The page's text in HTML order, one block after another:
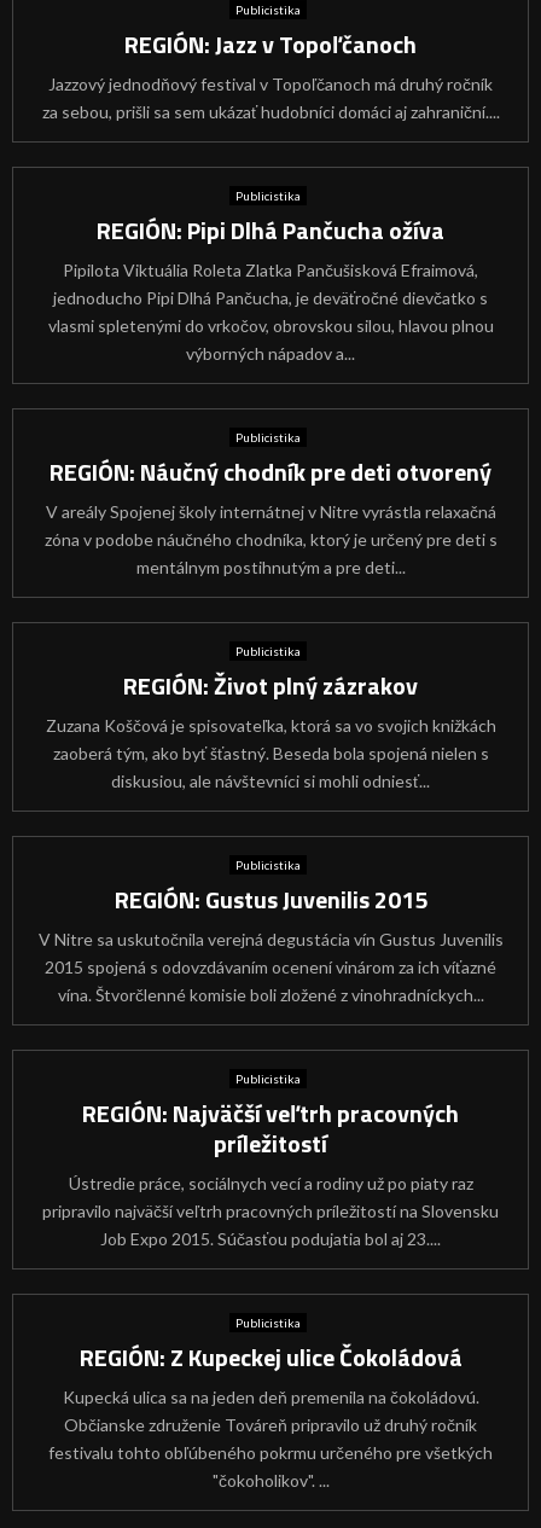
Publicistika
REGIÓN: Jazz v Topoľčanoch
Jazzový jednodňový festival v Topoľčanoch má druhý ročník
za sebou, prišli sa sem ukázať hudobníci domáci aj zahraniční....
Publicistika
REGIÓN: Pipi Dlhá Pančucha ožíva
Pipilota Viktuália Roleta Zlatka Pančušisková Efraimová,
jednoducho Pipi Dlhá Pančucha, je deväťročné dievčatko s
vlasmi spletenými do vrkočov, obrovskou silou, hlavou plnou
výborných nápadov a...
Publicistika
REGIÓN: Náučný chodník pre deti otvorený
V areály Spojenej školy internátnej v Nitre vyrástla relaxačná
zóna v podobe náučného chodníka, ktorý je určený pre deti s
mentálnym postihnutým a pre deti...
Publicistika
REGIÓN: Život plný zázrakov
Zuzana Koščová je spisovateľka, ktorá sa vo svojich knižkách
zaoberá tým, ako byť šťastný. Beseda bola spojená nielen s
diskusiou, ale návštevníci si mohli odniesť...
Publicistika
REGIÓN: Gustus Juvenilis 2015
V Nitre sa uskutočnila verejná degustácia vín Gustus Juvenilis
2015 spojená s odovzdávaním ocenení vinárom za ich víťazné
vína. Štvorčlenné komisie boli zložené z vinohradníckych...
Publicistika
REGIÓN: Najväčší veľtrh pracovných
príležitostí
Ústredie práce, sociálnych vecí a rodiny už po piaty raz
pripravilo najväčší veľtrh pracovných príležitostí na Slovensku
Job Expo 2015. Súčasťou podujatia bol aj 23....
Publicistika
REGIÓN: Z Kupeckej ulice Čokoládová
Kupecká ulica sa na jeden deň premenila na čokoládovú.
Občianske združenie Továreň pripravilo už druhý ročník
festivalu tohto obľúbeného pokrmu určeného pre všetkých
"čokoholikov". ...